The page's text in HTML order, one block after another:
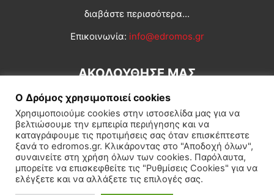
διαβάστε περισσότερα...
Επικοινωνία: info@edromos.gr
ΑΚΟΛΟΥΘΗΣΕ ΜΑΣ
Εγγραφή συνδρομητή Πολιτική Διεθνή Κοινωνία
Πολιτισμός Αφιερώματα
Ο Δρόμος χρησιμοποιεί cookies
Χρησιμοποιούμε cookies στην ιστοσελίδα μας για να
βελτιώσουμε την εμπειρία περιήγησης και να
καταγράφουμε τις προτιμήσεις σας όταν επισκέπτεστε
ξανά το edromos.gr. Κλικάροντας στο "Αποδοχή όλων",
συναινείτε στη χρήση όλων των cookies. Παρόλαυτα,
μπορείτε να επισκεφθείτε τις "Ρυθμίσεις Cookies" για να
ελέγξετε και να αλλάξετε τις επιλογές σας.